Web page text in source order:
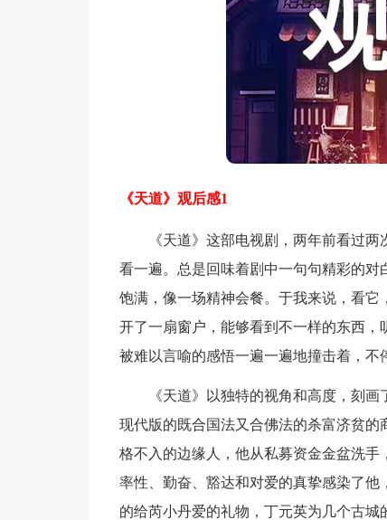
《天道》观后感1
《天道》这部电视剧，两年前看过两
看一遍。总是回味着剧中一句句精彩的
饱满，像一场精神会餐。于我来说，看它
开了一扇窗户，能够看到不一样的东西，
被难以言喻的感悟一遍一遍地撞击着，不
《天道》以独特的视角和高度，刻画
现代版的既合国法又合佛法的杀富济贫
格不入的边缘人，他从私募资金金盆洗
率性、勤奋、豁达和对爱的真挚感染了他
的给芮小丹爱的礼物，丁元英为几个古